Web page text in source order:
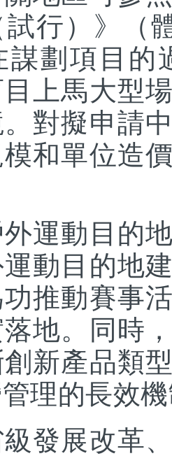
行）》（
謀劃項目
上馬大型
對擬申請
和單位造
動目的地
動目的地
推動賽事
地。同時
新產品類
理的長效
展改革、